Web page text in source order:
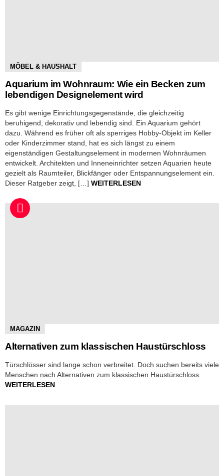
MÖBEL & HAUSHALT
Aquarium im Wohnraum: Wie ein Becken zum
lebendigen Designelement wird
Es gibt wenige Einrichtungsgegenstände, die gleichzeitig
beruhigend, dekorativ und lebendig sind. Ein Aquarium gehört
dazu. Während es früher oft als sperriges Hobby-Objekt im Keller
oder Kinderzimmer stand, hat es sich längst zu einem
eigenständigen Gestaltungselement in modernen Wohnräumen
entwickelt. Architekten und Inneneinrichter setzen Aquarien heute
gezielt als Raumteiler, Blickfänger oder Entspannungselement ein.
Dieser Ratgeber zeigt, […] WEITERLESEN
MAGAZIN
Alternativen zum klassischen Haustürschloss
Türschlösser sind lange schon verbreitet. Doch suchen bereits viele
Menschen nach Alternativen zum klassischen Haustürschloss.
WEITERLESEN